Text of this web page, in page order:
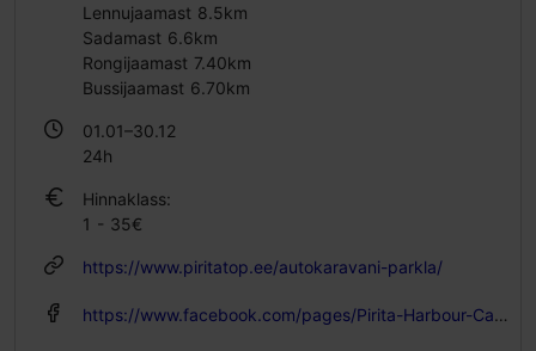
Lennujaamast 8.5km
Sadamast 6.6km
Rongijaamast 7.40km
Bussijaamast 6.70km
01.01–30.12
24h
Hinnaklass:
1 - 35€
https://www.piritatop.ee/autokaravani-parkla/
https://www.facebook.com/pages/Pirita-Harbour-Camping/443452749064365